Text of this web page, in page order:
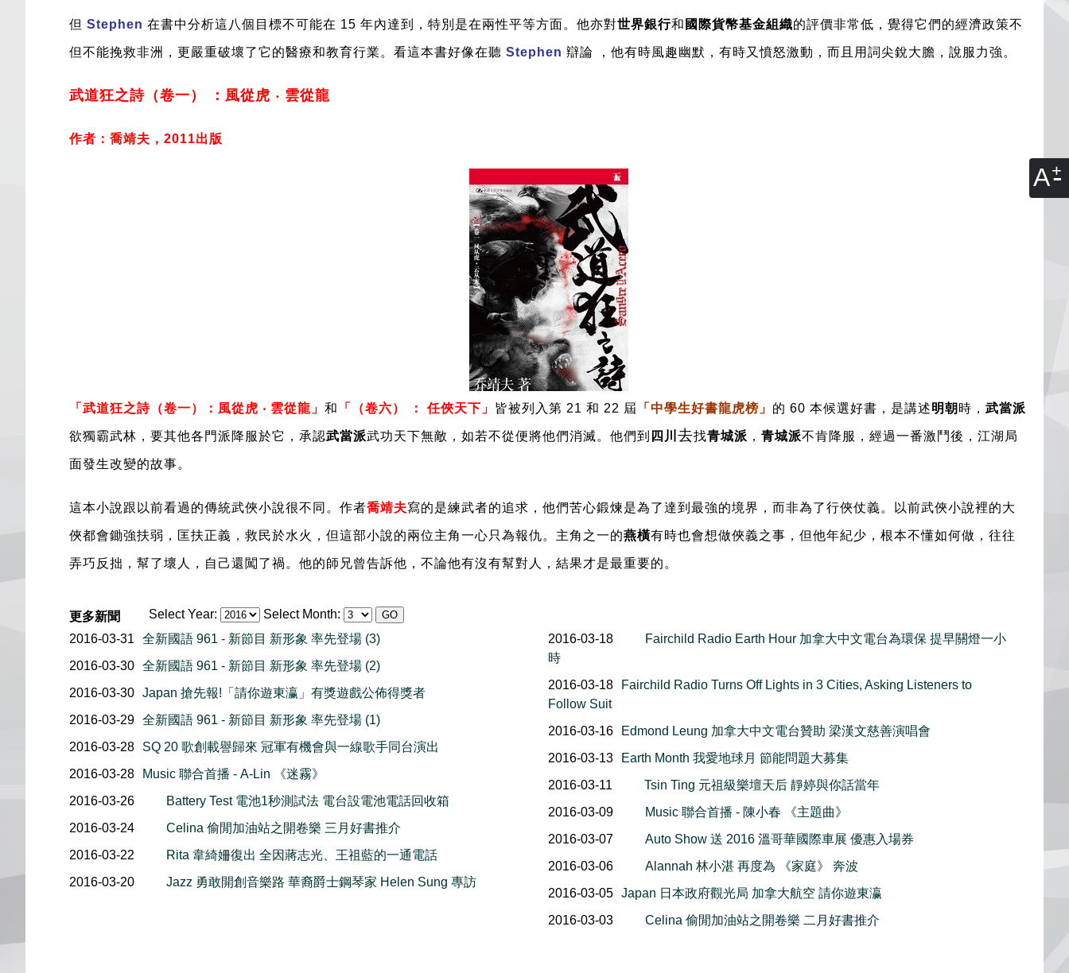
A
但 Stephen 在書中分析這八個目標不可能在 15 年內達到，特別是在兩性平等方面。他亦對世界銀行和 國際貨幣基金組織的評價非常低，覺得它們的經濟政策不
但不能挽救非洲，更嚴重破壞了它的醫療和教育行業。看這本書好像在聽 Stephen 辯論 ，他有時風趣幽默，有時又憤怒激動，而且用詞尖銳大膽，說服力強。
武道狂之詩（卷一） ：風從虎 ‧ 雲從龍
作者：喬靖夫，2011出版
「 武道狂之詩（卷一）：風從虎 ‧ 雲從龍 」 和 「（卷六） ： 任俠天下」 皆被列入第 21 和 22 屆 「 中學生好書龍虎榜 」 的 60 本候選好書，是講述明朝 時， 武當派
欲獨霸武林，要其他各門派降服於它，承認武當派武功天下無敵，如若不從便將他們消滅。他們到 四川 去找青城派 ， 青城派不肯降服，經過一番激鬥後，江湖局
面發生改變的故事。
這本小說跟以前看過的傳統武俠小說很不同。作者喬靖夫寫的是練武者的追求，他們苦心鍛煉是為了達到最強的境界，而非為了行俠仗義。以前武俠小說裡的大
俠都會鋤強扶弱，匡扶正義，救民於水火，但這部小說的兩位主角一心只為報仇。主角之一的燕橫有時也會想做俠義之事，但他年紀少，根本不懂如何做，往往
弄巧反拙，幫了壞人，自己還闖了禍。他的師兄曾告訴他，不論他有沒有幫對人，結果才是最重要的。
Select Year: Select Month:
更多新聞
2016-03-31
全新國語 961 - 新節目 新形象 率先登場 (3)
2016-03-30 全新國語 961 - 新節目 新形象 率先登場 (2)
2016-03-30 Japan 搶先報!「請你遊東瀛」有獎遊戲公佈得獎者
2016-03-29 全新國語 961 - 新節目 新形象 率先登場 (1)
2016-03-28
SQ 20 歌創載譽歸來 冠軍有機會與一線歌手同台演出
2016-03-28
Music 聯合首播 - A-Lin 《迷霧》
2016-03-26
Battery Test 電池1秒測試法 電台設電池電話回收箱
2016-03-24
Celina 偷閒加油站之開卷樂 三月好書推介
2016-03-22
Rita 韋綺姍復出 全因蔣志光、王祖藍的一通電話
2016-03-20
Jazz 勇敢開創音樂路 華裔爵士鋼琴家 Helen Sung 專訪
2016-03-18
Fairchild Radio Earth Hour 加拿大中文電台為環保 提早關燈一小
時
2016-03-18
Fairchild Radio Turns Off Lights in 3 Cities, Asking Listeners to
Follow Suit
2016-03-16
Edmond Leung 加拿大中文電台贊助 梁漢文慈善演唱會
2016-03-13
Earth Month 我愛地球月 節能問題大募集
2016-03-11
Tsin Ting 元祖級樂壇天后 靜婷與你話當年
2016-03-09
Music 聯合首播 - 陳小春 《主題曲》
2016-03-07
Auto Show 送 2016 溫哥華國際車展 優惠入場券
2016-03-06
Alannah 林小湛 再度為 《家庭》 奔波
2016-03-05
Japan 日本政府觀光局 加拿大航空 請你遊東瀛
2016-03-03
Celina 偷閒加油站之開卷樂 二月好書推介